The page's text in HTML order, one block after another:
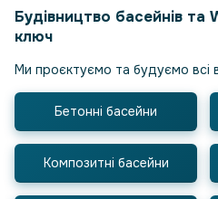
Будівництво басейнів та
ключ
Ми проєктуємо та будуємо всі
Бетонні басейни
Композитні басейни